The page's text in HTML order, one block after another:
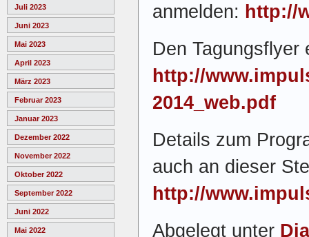
Juli 2023
Juni 2023
Mai 2023
April 2023
März 2023
Februar 2023
Januar 2023
Dezember 2022
November 2022
Oktober 2022
September 2022
Juni 2022
Mai 2022
anmelden: http://
Den Tagungsflyer
http://
2014_web.pdf
Details zum
auch an dieser
http://
Abgelegt unter